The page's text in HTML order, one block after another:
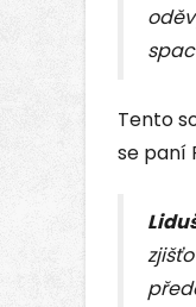
Tento
se paní